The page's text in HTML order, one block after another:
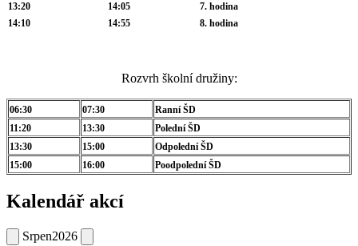
13:20
14:05
7. hodina
14:10
14:55 8. hodina
Rozvrh školní družiny:
06:30 07:30
Ranní ŠD
11:20
13:30
Polední ŠD
13:30
15:00
Odpolední ŠD
15:00
16:00 Poodpolední ŠD
Kalendář akcí
Srpen2026